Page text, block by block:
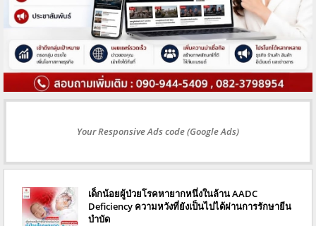
Your Responsive Ads code (Google Ads)
เด็กน้อยผู้ป่วยโรคหายากหนึ่งในล้าน AADC
Deficiency ความหวังที่ยังเป็นไปได้ผ่านการรักษายีน
บำบัด